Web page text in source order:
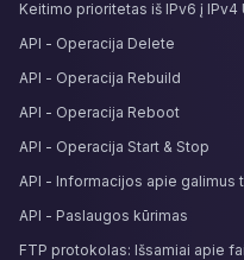
Keitimo prioritetas iš IPv6 į
API - Operacija Delete
API - Operacija Rebuild
API - Operacija Reboot
API - Operacija Start & Stop
API - Informacijos apie galimus
API - Paslaugos kūrimas
FTP protokolas: Išsamiai apie